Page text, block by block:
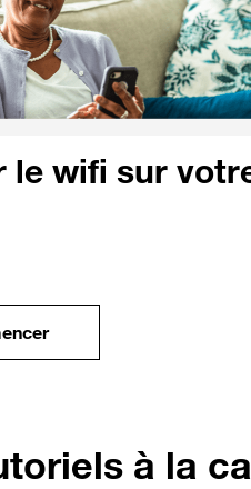
le wifi sur
tuto pour Utiliser le wifi sur
à la